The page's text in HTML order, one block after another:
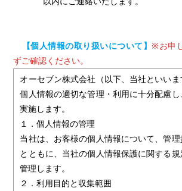
【個人情報の取り扱いについて】※お申
ずご確認ください。
オーセブン株式会社（以下、当社といい
個人情報の適切な管理・利用に十分配慮
実施します。
１．個人情報の管理
当社は、お客様の個人情報について、管
とともに、当社の個人情報保護に関する
管理します。
２．利用目的と収集範囲